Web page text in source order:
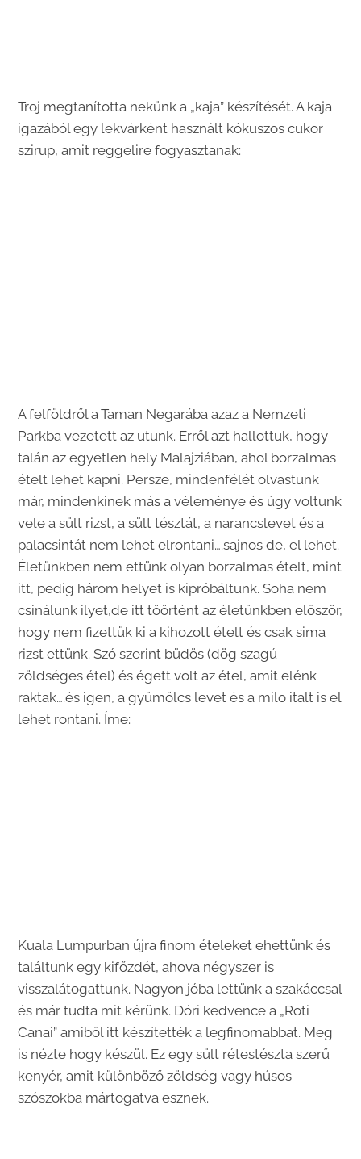
Troj megtanította nekünk a „kaja” készítését. A kaja
igazából egy lekvárként használt kókuszos cukor
szirup, amit reggelire fogyasztanak:
A felföldről a Taman Negarába azaz a Nemzeti
Parkba vezetett az utunk. Erről azt hallottuk, hogy
talán az egyetlen hely Malajziában, ahol borzalmas
ételt lehet kapni. Persze, mindenfélét olvastunk
már, mindenkinek más a véleménye és úgy voltunk
vele a sült rizst, a sült tésztát, a narancslevet és a
palacsintát nem lehet elrontani….sajnos de, el lehet.
Életünkben nem ettünk olyan borzalmas ételt, mint
itt, pedig három helyet is kipróbáltunk. Soha nem
csinálunk ilyet,de itt töörtént az életünkben először,
hogy nem fizettük ki a kihozott ételt és csak sima
rizst ettünk. Szó szerint büdös (dög szagú
zöldséges étel) és égett volt az étel, amit elénk
raktak….és igen, a gyümölcs levet és a milo italt is el
lehet rontani. Íme:
Kuala Lumpurban újra finom ételeket ehettünk és
találtunk egy kifőzdét, ahova négyszer is
visszalátogattunk. Nagyon jóba lettünk a szakáccsal
és már tudta mit kérünk. Dóri kedvence a „Roti
Canai” amiből itt készítették a legfinomabbat. Meg
is nézte hogy készül. Ez egy sült rétestészta szerű
kenyér, amit különböző zöldség vagy húsos
szószokba mártogatva esznek.